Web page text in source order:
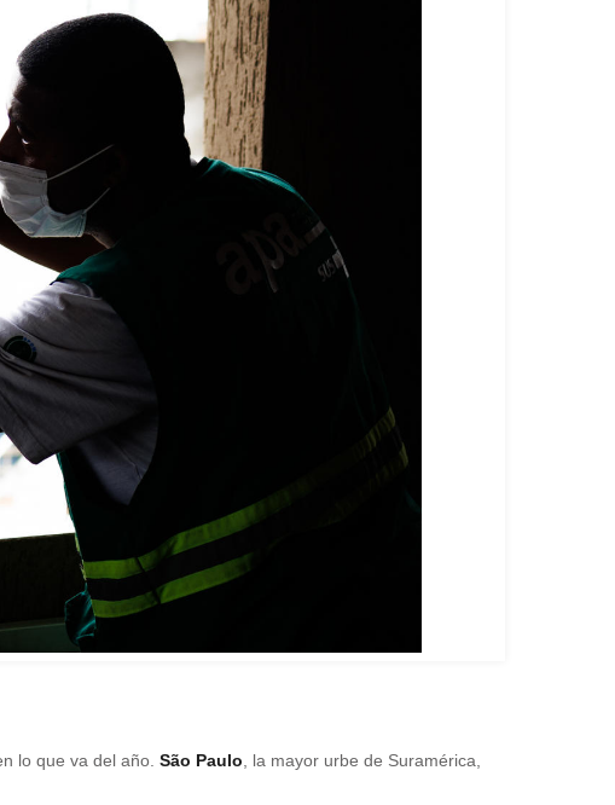
lo que va del año. São Paulo , la mayor urbe de Suramérica,